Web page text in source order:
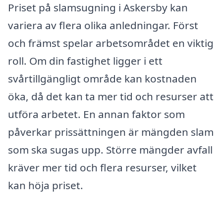
Priset på slamsugning i Askersby kan
variera av flera olika anledningar. Först
och främst spelar arbetsområdet en viktig
roll. Om din fastighet ligger i ett
svårtillgängligt område kan kostnaden
öka, då det kan ta mer tid och resurser att
utföra arbetet. En annan faktor som
påverkar prissättningen är mängden slam
som ska sugas upp. Större mängder avfall
kräver mer tid och flera resurser, vilket
kan höja priset.